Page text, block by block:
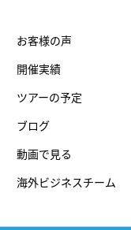
お客様の声
開催実績
ツアーの予定
ブログ
動画で見る
海外ビジネスチーム